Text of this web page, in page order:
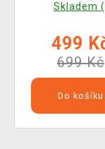
Skladem
499
699 Kč
Do košíku